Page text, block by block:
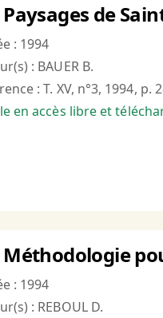
Paysages de
: 1994
: BAUER B.
: T. XV, n°3, 1994, p.
en accès libre et
Méthodologie
: 1994
: REBOUL D.